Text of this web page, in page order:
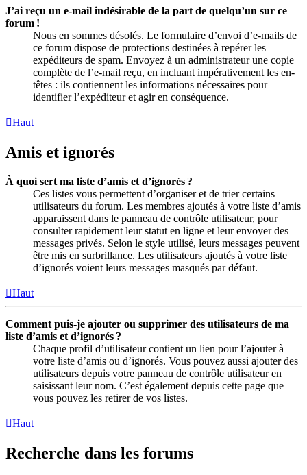
J’ai reçu un e-mail indésirable de la part de quelqu’un sur ce
forum !
Nous en sommes désolés. Le formulaire d’envoi d’e-mails de
ce forum dispose de protections destinées à repérer les
expéditeurs de spam. Envoyez à un administrateur une copie
complète de l’e-mail reçu, en incluant impérativement les en-
têtes : ils contiennent les informations nécessaires pour
identifier l’expéditeur et agir en conséquence.
Haut
Amis et ignorés
À quoi sert ma liste d’amis et d’ignorés ?
Ces listes vous permettent d’organiser et de trier certains
utilisateurs du forum. Les membres ajoutés à votre liste d’amis
apparaissent dans le panneau de contrôle utilisateur, pour
consulter rapidement leur statut en ligne et leur envoyer des
messages privés. Selon le style utilisé, leurs messages peuvent
être mis en surbrillance. Les utilisateurs ajoutés à votre liste
d’ignorés voient leurs messages masqués par défaut.
Haut
Comment puis-je ajouter ou supprimer des utilisateurs de ma
liste d’amis et d’ignorés ?
Chaque profil d’utilisateur contient un lien pour l’ajouter à
votre liste d’amis ou d’ignorés. Vous pouvez aussi ajouter des
utilisateurs depuis votre panneau de contrôle utilisateur en
saisissant leur nom. C’est également depuis cette page que
vous pouvez les retirer de vos listes.
Haut
Recherche dans les forums